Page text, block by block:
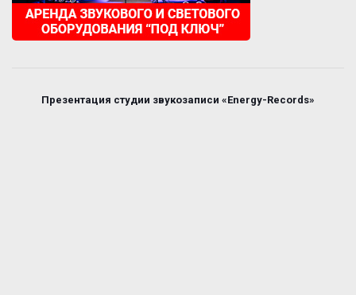
Презентация студии звукозаписи «Energy-Records»